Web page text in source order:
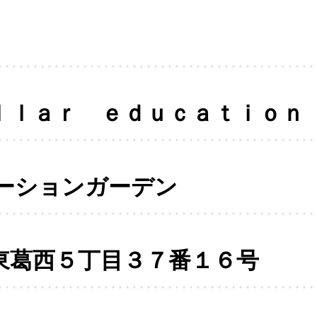
ｌａｒ ｅｄｕｃａｔｉｏ
ションガーデン
葛西５丁目３７番１６号